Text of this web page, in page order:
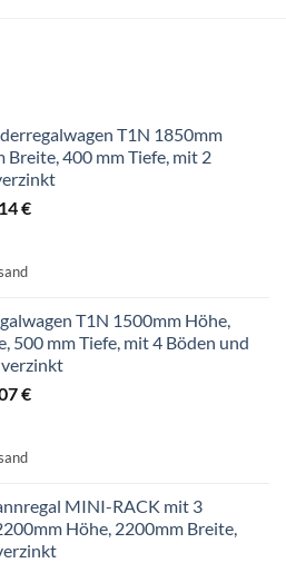
T1N 1850mm
Breite, 400 mm Tiefe, mit 2
€
€Aktueller
T1N 1500mm Höhe,
500 mm Tiefe, mit 4 Böden und
€
€Aktueller
MINI-RACK mit 3
Höhe, 2200mm Breite,